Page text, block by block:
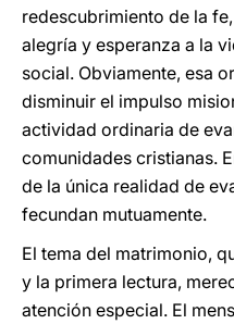
redescubrimiento de la
alegría y esperanza a la
social. Obviamente, esa
disminuir el impulso
actividad ordinaria de
comunidades cristianas.
de la única realidad de
fecundan mutuamente.
El tema del matrimonio,
y la primera lectura,
atención especial. El